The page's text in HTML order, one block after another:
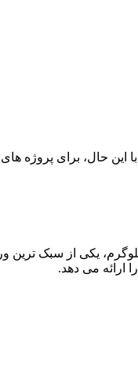
حال، برای پروژه‌
ارائه می دهد.